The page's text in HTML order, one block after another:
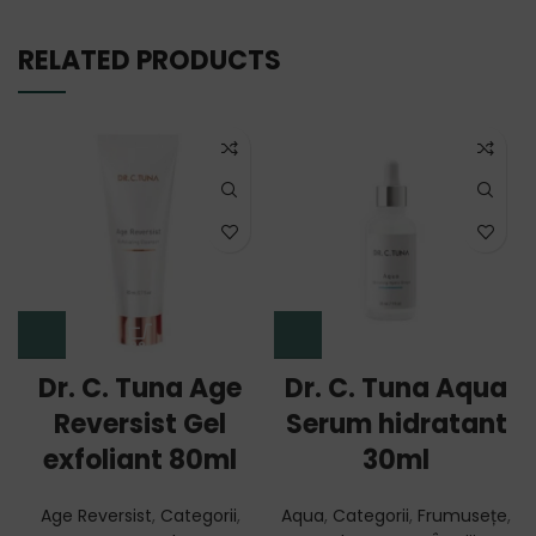
RELATED PRODUCTS
Dr. C. Tuna Age
Reversist Gel
exfoliant 80ml
Age Reversist, Categorii,
Dr. C. Tuna Aqua
Serum hidratant
30ml
Aqua, Categorii, Frumusețe,